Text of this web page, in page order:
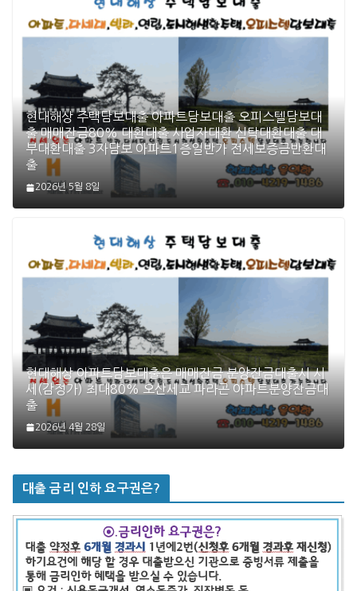
현대해상 주택담보대출 아파트담보대출 오피스텔담보대
출 매매잔금80% 대환대출 사업자대환 신탁대환대출 대
부대환대출 3자담보 아파트1층일반가 전세보증금반환대
출
2026년 5월 8일
현대해상 아파트담보대출은 매매잔금 분양잔금대출시 시
세(감정가) 최대80% 오산세교 파라곤 아파트분양잔금대
출
2026년 4월 28일
대출 금리 인하 요구권은?